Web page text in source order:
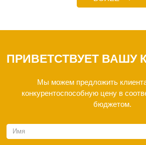
ПРИВЕТСТВУЕТ ВАШУ
Мы можем предложить
конкурентоспособную цену в
бюджетом.